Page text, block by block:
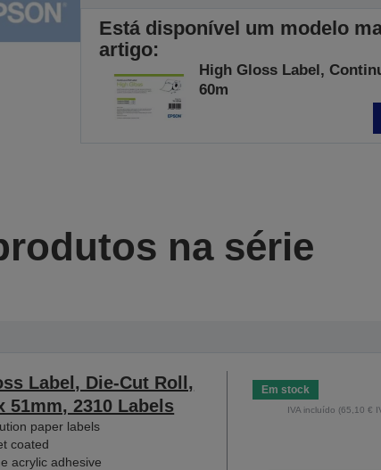
Está disponível um modelo
artigo:
High Gloss Label,
60m
na série
Label, Die-Cut Roll,
51mm, 2310 Labels
paper labels
coated
acrylic adhesive
Em stock
IVA incluído (65,10 €